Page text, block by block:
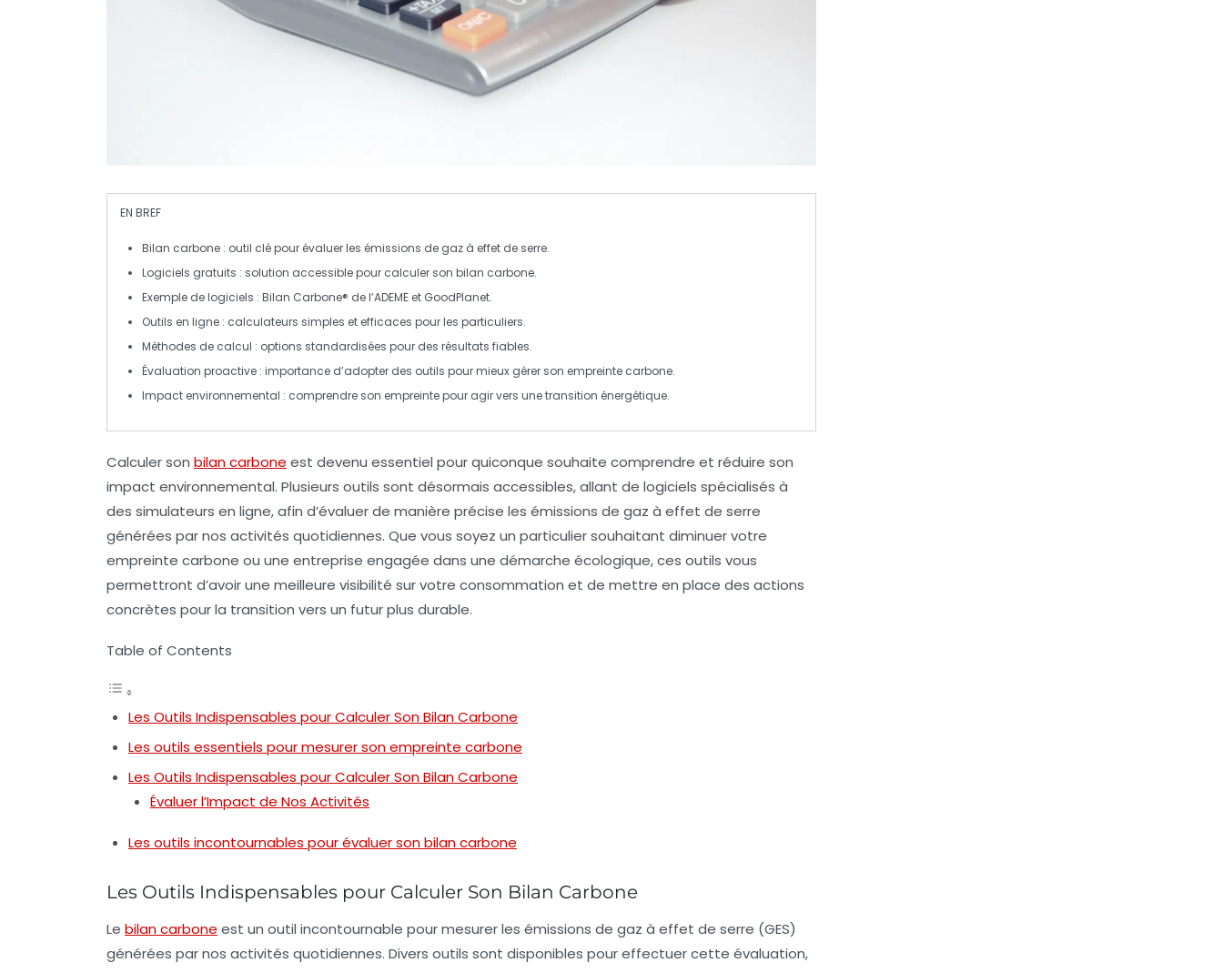
EN BREF
Bilan carbone : outil clé pour évaluer les émissions de gaz à effet de serre.
Logiciels gratuits : solution accessible pour calculer son bilan carbone.
Exemple de logiciels : Bilan Carbone® de l’ADEME et GoodPlanet.
Outils en ligne : calculateurs simples et efficaces pour les particuliers.
Méthodes de calcul : options standardisées pour des résultats fiables.
Évaluation proactive : importance d’adopter des outils pour mieux gérer son empreinte carbone.
Impact environnemental : comprendre son empreinte pour agir vers unetransition énergétique.
Calculer son bilan carbone est devenu essentiel pour quiconque souhaite comprendre et réduire son
impact environnemental. Plusieurs outils sont désormais accessibles, allant de logiciels spécialisés à
des simulateurs en ligne, afin d’évaluer de manière précise les émissions de gaz à effet de serre
générées par nos activités quotidiennes. Que vous soyez un particulier souhaitant diminuer votre
empreinte carbone ou une entreprise engagée dans une démarche écologique, ces outils vous
permettront d’avoir une meilleure visibilité sur votre consommation et de mettre en place des actions
concrètes pour la transition vers un futur plus durable.
Table of Contents
Les Outils Indispensables pour Calculer Son Bilan Carbone
Les outils essentiels pour mesurer son empreinte carbone
Les Outils Indispensables pour Calculer Son Bilan Carbone
Évaluer l’Impact de Nos Activités
Les outils incontournables pour évaluer son bilan carbone
Les Outils Indispensables pour Calculer Son Bilan Carbone
Le bilan carbone est un outil incontournable pour mesurer les émissions de gaz à effet de serre (GES)
générées par nos activités quotidiennes. Divers outils sont disponibles pour effectuer cette évaluation,